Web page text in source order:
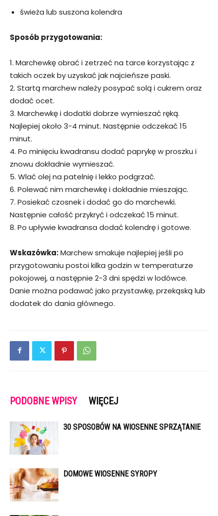
świeża lub suszona kolendra
Sposób przygotowania:
1. Marchewkę obrać i zetrzeć na tarce korzystając z
takich oczek by uzyskać jak najcieńsze paski.
2. Startą marchew należy posypać solą i cukrem oraz
dodać ocet.
3. Marchewkę i dodatki dobrze wymieszać ręką.
Najlepiej około 3-4 minut. Następnie odczekać 15
minut.
4. Po minięciu kwadransu dodać paprykę w proszku i
znowu dokładnie wymieszać.
5. Wlać olej na patelnię i lekko podgrzać.
6. Polewać nim marchewkę i dokładnie mieszając.
7. Posiekać czosnek i dodać go do marchewki.
Następnie całość przykryć i odczekać 15 minut.
8. Po upływie kwadransa dodać kolendrę i gotowe.
Wskazówka:Marchew smakuje najlepiej jeśli po
przygotowaniu postoi kilka godzin w temperaturze
pokojowej, a następnie 2-3 dni spędzi w lodówce.
Danie można podawać jako przystawkę, przekąską lub
dodatek do dania głównego.
PODOBNE WPISY WIĘCEJ
30 SPOSOBÓW NA WIOSENNE SPRZĄTANIE
DOMOWE WIOSENNE SYROPY